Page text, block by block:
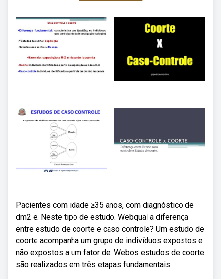
Pacientes com idade ≥35 anos, com diagnóstico de
dm2 e. Neste tipo de estudo. Webqual a diferença
entre estudo de coorte e caso controle? Um estudo de
coorte acompanha um grupo de indivíduos expostos e
não expostos a um fator de. Webos estudos de coorte
são realizados em três etapas fundamentais: